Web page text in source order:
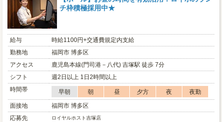
チ枠積極採用中★
給与
時給1100円+交通費規定内支給
勤務地
福岡市 博多区
アクセス
鹿児島本線(門司港－八代) 吉塚駅 徒歩 7分
シフト
週2日以上 1日2時間以上
時間帯
早朝 朝 昼 夕方 夜
夜勤
面接地
福岡市 博多区
応募先
ロイヤルホスト吉塚店